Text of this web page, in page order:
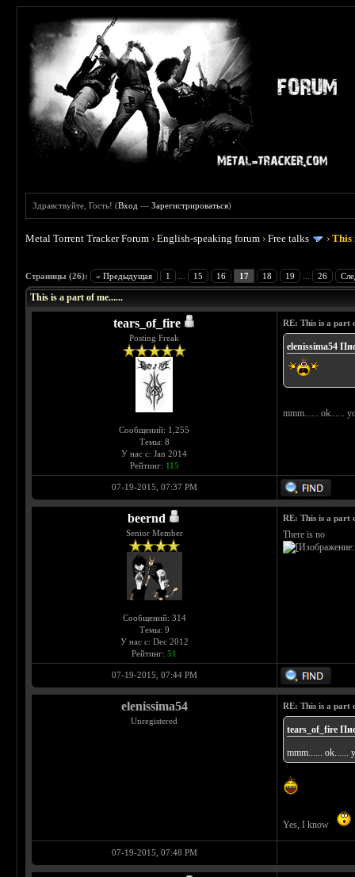
Здравствуйте, Гость! (Вход —Зарегистрироваться)
Metal Torrent Tracker Forum ›English-speaking forum ›Free talks ›This
Страницы (26): « Предыдущая 1 15 16 17 18 19 26
This is a part of me......
tears_of_fire
Posting Freak
Сообщений: 1,255
Темы: 8
У нас с: Jan 2014
Рейтинг: 115
RE: This is a part
elenissima54
mmm...... ok......
07-19-2015, 07:37 PM
beernd
Senior Member
Сообщений: 314
Темы: 9
У нас с: Dec 2012
Рейтинг:51
RE: This is a part
There is no
07-19-2015, 07:44 PM
elenissima54
Unregistered
RE: This is a part
tears_of_fire
mmm...... ok......
Yes, I know
07-19-2015, 07:48 PM